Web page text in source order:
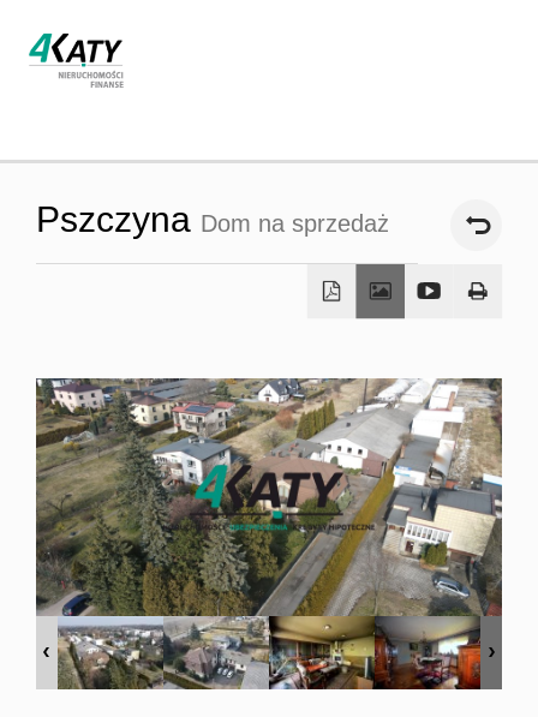
Strona
Oferta
Zgłoś
Pszczyna Dom na sprzedaż